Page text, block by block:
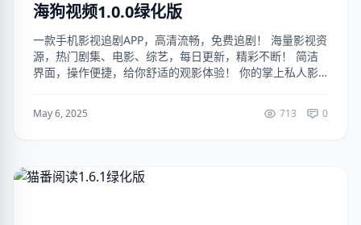
海狗视频1.0.0绿化版
一款手机影视追剧APP，高清流畅，免费追剧！ 海量影视资
源，热门剧集、电影、综艺，每日更新，精彩不断！ 简洁
界面，操作便捷，给你舒适的观影体验！ 你的掌上私人影
May 6, 2025 713 0